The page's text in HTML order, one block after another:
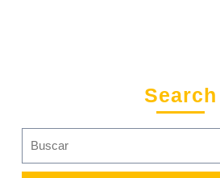
Search
for: